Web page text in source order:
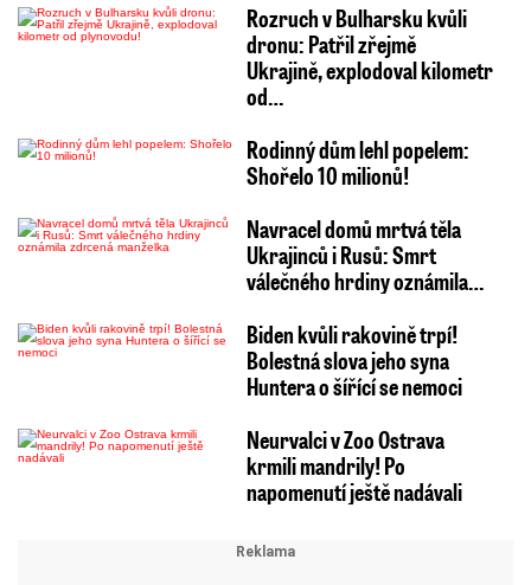
Rozruch v Bulharsku kvůli
dronu: Patřil zřejmě
Ukrajině, explodoval kilometr
od…
Rodinný dům lehl popelem:
Shořelo 10 milionů!
Navracel domů mrtvá těla
Ukrajinců i Rusů: Smrt
válečného hrdiny oznámila…
Biden kvůli rakovině trpí!
Bolestná slova jeho syna
Huntera o šířící se nemoci
Neurvalci v Zoo Ostrava
krmili mandrily! Po
napomenutí ještě nadávali